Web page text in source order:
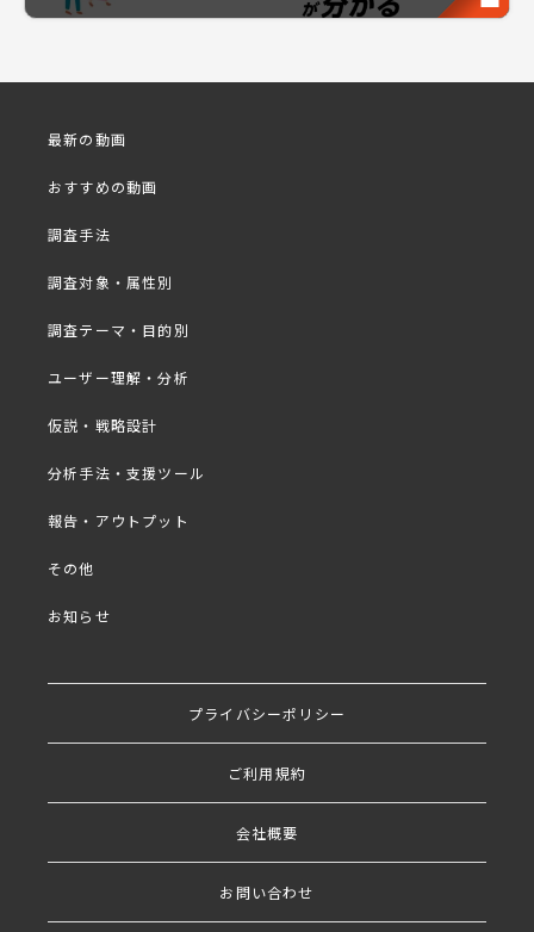
析できるため、データ解析時には必要不可欠な内容で
そこで今回は、「分析」をクイックに学べるセミナー
でスマートにレクチャーいたします。コンパクトかつ
効果的に基礎知識を習得いただき、生み出すデータの
■
プログラム
・そもそも「分析」とは
・集計と仮説思考
・集計軸設定の注意点
・計表のちょっとした工夫
最新の動画
おすすめの動画
調査手法
調査対象・属性別
調査テーマ・目的別
ユーザー理解・分析
仮説・戦略設計
分析手法・支援ツール
報告・アウトプット
その他
お知らせ
プライバシーポリシー
ご利用規約
会社概要
お問い合わせ